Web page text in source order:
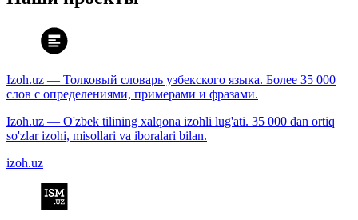
Izoh.uz — Толковый словарь узбекского языка. Более 35 000
слов с определениями, примерами и фразами.
Izoh.uz — O'zbek tilining xalqona izohli lug'ati. 35 000 dan ortiq
so'zlar izohi, misollari va iboralari bilan.
izoh.uz